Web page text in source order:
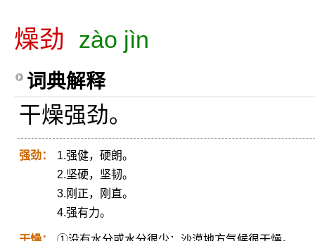
燥劲 zào jìn
词典解释
干燥强劲。
强劲：
1.强健，硬朗。
2.坚硬，坚韧。
3.刚正，刚直。
4.强有力。